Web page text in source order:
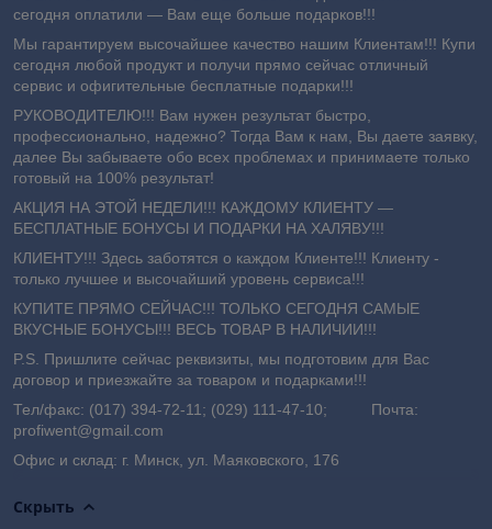
сегодня оплатили ― Вам еще больше подарков!!!
Мы гарантируем высочайшее качество нашим Клиентам!!! Купи
сегодня любой продукт и получи прямо сейчас отличный
сервис и офигительные бесплатные подарки!!!
РУКОВОДИТЕЛЮ!!! Вам нужен результат быстро,
профессионально, надежно? Тогда Вам к нам, Вы даете заявку,
далее Вы забываете обо всех проблемах и принимаете только
готовый на 100% результат!
АКЦИЯ НА ЭТОЙ НЕДЕЛИ!!! КАЖДОМУ КЛИЕНТУ —
БЕСПЛАТНЫЕ БОНУСЫ И ПОДАРКИ НА ХАЛЯВУ!!!
КЛИЕНТУ!!! Здесь заботятся о каждом Клиенте!!! Клиенту -
только лучшее и высочайший уровень сервиса!!!
КУПИТЕ ПРЯМО СЕЙЧАС!!! ТОЛЬКО СЕГОДНЯ САМЫЕ
ВКУСНЫЕ БОНУСЫ!!! ВЕСЬ ТОВАР В НАЛИЧИИ!!!
P.S. Пришлите сейчас реквизиты, мы подготовим для Вас
договор и приезжайте за товаром и подарками!!!
Тел/факс: (017) 394-72-11; (029) 111-47-10; Почта:
profiwent@gmail.com
Офис и склад: г. Минск, ул. Маяковского, 176
Скрыть